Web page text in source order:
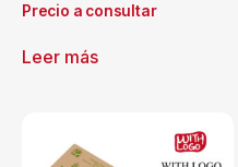
Precio a consultar
Leer más